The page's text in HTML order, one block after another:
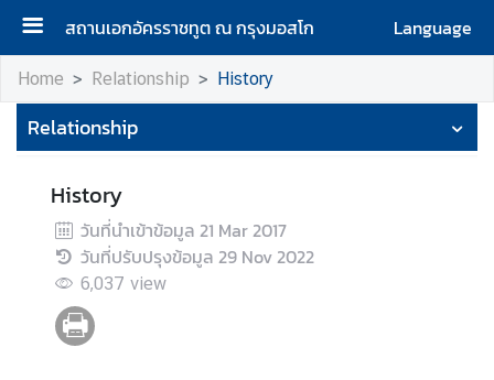
สถานเอกอัครราชทูต ณ กรุงมอสโก
Language
H
o
m
e
A
b
o
u
u
Home Relationship History
Relationship
History
วันที่นำเข้าข้อมูล 21 Mar 2017
วันที่ปรับปรุงข้อมูล 29 Nov 2022
6,037 view